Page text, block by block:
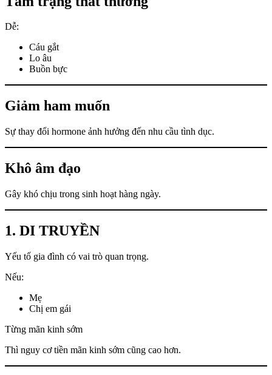
Dễ:
Cáu gắt
Lo âu
Buồn bực
Giảm ham muốn
Sự thay đổi hormone ảnh hưởng đến nhu cầu tình dục.
Khô âm đạo
Gây khó chịu trong sinh hoạt hàng ngày.
1. DI TRUYỀN
Yếu tố gia đình có vai trò quan trọng.
Nếu:
Mẹ
Chị em gái
Từng mãn kinh sớm
Thì nguy cơ tiền mãn kinh sớm cũng cao hơn.